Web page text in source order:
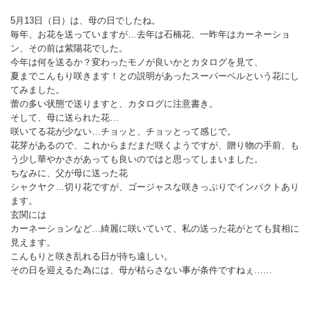
5月13日（日）は、母の日でしたね。
毎年、お花を送っていますが…去年は石楠花、一昨年はカーネーショ
ン、その前は紫陽花でした。
今年は何を送るか？変わったモノが良いかとカタログを見て、
夏までこんもり咲きます！との説明があったスーパーベルという花にし
てみました。
蕾の多い状態で送りますと、カタログに注意書き。
そして、母に送られた花…
咲いてる花が少ない…チョッと、チョッとって感じで。
花芽があるので、これからまだまだ咲くようですが、贈り物の手前、も
う少し華やかさがあっても良いのではと思ってしまいました。
ちなみに、父が母に送った花
シャクヤク…切り花ですが、ゴージャスな咲きっぷりでインパクトあり
ます。
玄関には
カーネーションなど…綺麗に咲いていて、私の送った花がとても貧相に
見えます。
こんもりと咲き乱れる日が待ち遠しい。
その日を迎えるた為には、母が枯らさない事が条件ですねぇ……